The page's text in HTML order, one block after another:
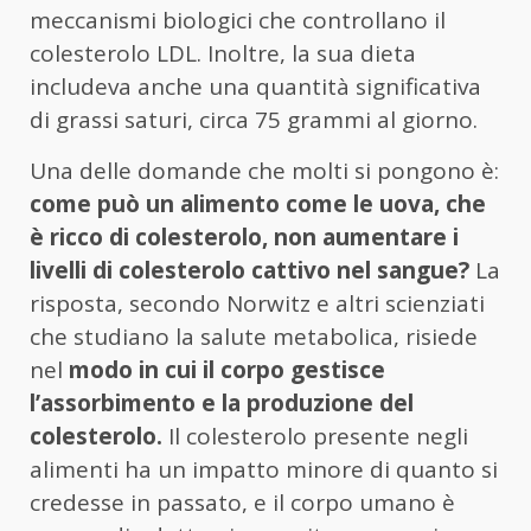
meccanismi biologici che controllano il
colesterolo LDL. Inoltre, la sua dieta
includeva anche una quantità significativa
di grassi saturi, circa 75 grammi al giorno.
Una delle domande che molti si pongono è:
come può un alimento come le uova, che
è ricco di colesterolo, non aumentare i
livelli di colesterolo cattivo nel sangue? La
risposta, secondo Norwitz e altri scienziati
che studiano la salute metabolica, risiede
nel modo in cui il corpo gestisce
l’assorbimento e la produzione del
colesterolo. Il colesterolo presente negli
alimenti ha un impatto minore di quanto si
credesse in passato, e il corpo umano è